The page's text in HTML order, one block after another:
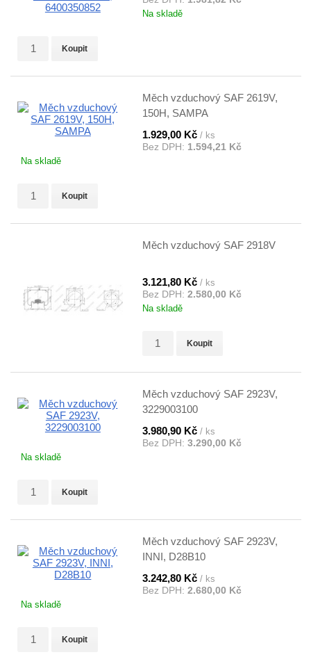
Na skladě
Koupit
Měch vzduchový SAF 2619V,
150H, SAMPA
1.929,00 Kč / ks
Bez DPH: 1.594,21 Kč
Na skladě
Koupit
Měch vzduchový SAF 2918V
3.121,80 Kč / ks
Bez DPH: 2.580,00 Kč
Na skladě
Koupit
Měch vzduchový SAF 2923V,
3229003100
3.980,90 Kč / ks
Bez DPH: 3.290,00 Kč
Na skladě
Koupit
Měch vzduchový SAF 2923V,
INNI, D28B10
3.242,80 Kč / ks
Bez DPH: 2.680,00 Kč
Na skladě
Koupit